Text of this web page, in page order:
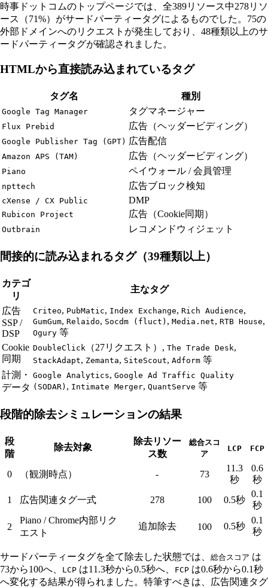
時事ドットコムのトップページでは、全389リソース中278リソ
ース（71%）がサードパーティータグによるものでした。75の
外部ドメインへのリクエストが発生しており、48種類以上のサ
ードパーティータグが確認されました。
HTMLから直接読み込まれているタグ
タグ名 種別
Google Tag Manager タグマネージャー
Flux Prebid 広告（ヘッダービディング）
Google Publisher Tag (GPT) 広告配信
Amazon APS (TAM) 広告（ヘッダービディング）
Piano ペイウォール / 会員管理
npttech 広告ブロック検知
cXense / CX Public DMP
Rubicon Project 広告（Cookie同期）
Outbrain レコメンドウィジェット
間接的に読み込まれるタグ（39種類以上）
カテゴ
リ
主なタグ
広告
SSP /
DSP
Criteo, PubMatic, Index Exchange, Rich Audience,
GumGum, Relaido, Socdm (fluct) , Media.net, RTB House,
Ogury 等
Cookie
同期
DoubleClick （27リクエスト）, The Trade Desk,
StackAdapt, Zemanta, SiteScout, Adform 等
計測・
データ
Google Analytics, Google Ad Traffic Quality
(SODAR) , Intimate Merger, QuantServe 等
段階的除去シミュレーションの結果
段
階
除去対象
除去リソー
ス数
総合スコ
ア
LCP FCP
0 （観測時点） - 73
11.3
秒
0.6
秒
1
広告関連タグ一式 278 100 0.5秒
0.1
秒
2
Piano / Chrome内部リク
エスト
追加除去 100 0.5秒
0.1
秒
サードパーティータグを全て除去した状態では、 総合スコア は
73から100へ、
LCP は11.3秒から0.5秒へ、 FCP は0.6秒から0.1秒
へ変化する結果が得られました。特筆すべきは、広告関連タグ